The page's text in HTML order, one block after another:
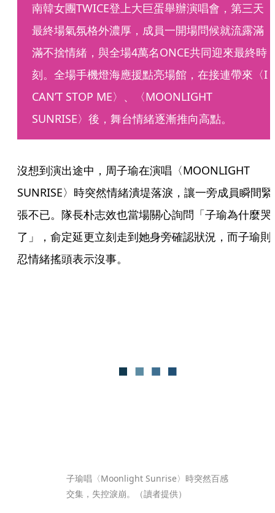
南韓女團TWICE登上大巨蛋舉辦演唱會，第三天
最終場氣氛格外濃厚，成員一開場問候就流露滿
滿不捨情緒，與全場4萬名ONCE共同迎來最終時
刻。全場手機燈海應援點亮場館，在接連帶來〈I
CAN’T STOP ME〉、〈MOONLIGHT
SUNRISE〉後，舞台情緒逐漸推向高點。
沒想到演出途中，周子瑜在演唱〈MOONLIGHT
SUNRISE〉時突然情緒潰堤落淚，讓一旁成員瞬間緊
張不已。隊長朴志效也當場關心詢問「子瑜為什麼哭
了」，俞定延更立刻走到她身旁確認狀況，而子瑜則
忍情緒搖頭表示沒事。
子瑜唱〈Moonlight Sunrise〉時突然百感
交集，失控淚崩。（讀者提供）